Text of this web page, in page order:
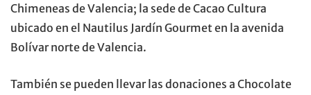
Chimeneas de Valencia; la sede de Cacao Cultura
ubicado en el Nautilus Jardín Gourmet en la avenida
Bolívar norte de Valencia.
También se pueden llevar las donaciones a Chocolate